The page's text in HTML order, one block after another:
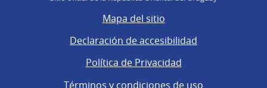
Mapa del sitio
Declaración de accesibilidad
Política de Privacidad
Términos y condiciones de uso